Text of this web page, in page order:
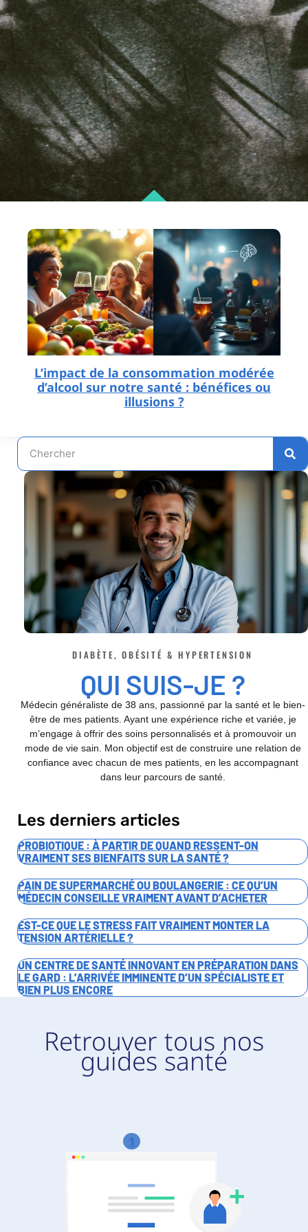
L’impact de la consommation modérée
d’alcool sur notre santé : bénéfices ou
illusions ?
DIABÈTE, OBÉSITÉ & HYPERTENSION
QUI SUIS-JE ?
Médecin généraliste de 38 ans, passionné par la santé et le bien-
être de mes patients. Ayant une expérience riche et variée, je
m’engage à offrir des soins personnalisés et à promouvoir un
mode de vie sain. Mon objectif est de construire une relation de
confiance avec chacun de mes patients, en les accompagnant
dans leur parcours de santé.
Les derniers articles
PROBIOTIQUE : À PARTIR DE QUAND RESSENT-ON
VRAIMENT SES BIENFAITS SUR LA SANTÉ ?
PAIN DE SUPERMARCHÉ OU BOULANGERIE : CE QU’UN
MÉDECIN CONSEILLE VRAIMENT AVANT D’ACHETER
EST-CE QUE LE STRESS FAIT VRAIMENT MONTER LA
TENSION ARTÉRIELLE ?
UN CENTRE DE SANTÉ INNOVANT EN PRÉPARATION DANS
LE GARD : L’ARRIVÉE IMMINENTE D’UN SPÉCIALISTE ET
BIEN PLUS ENCORE
Retrouver tous nos
guides santé
1